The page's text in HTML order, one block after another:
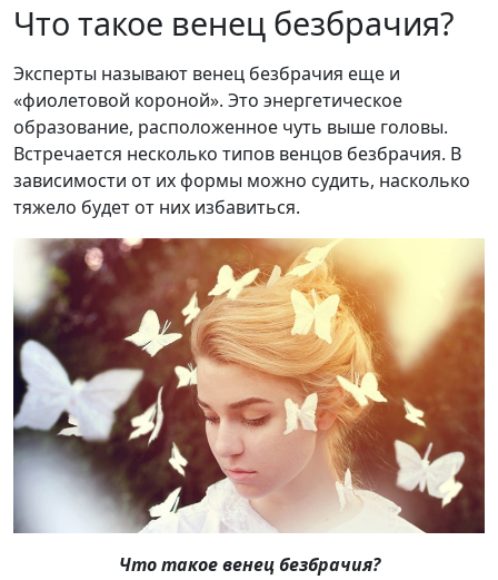
Что такое венец безбрачия?
Эксперты называют венец безбрачия еще и
«фиолетовой короной». Это энергетическое
образование, расположенное чуть выше головы.
Встречается несколько типов венцов безбрачия. В
зависимости от их формы можно судить, насколько
тяжело будет от них избавиться.
Что такое венец безбрачия?